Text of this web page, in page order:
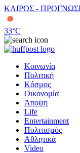
ΚΑΙΡΟΣ -
33°C
Κοινωνία
Πολιτική
Κόσμος
Οικονομία
Άποψη
Life
Entertainment
Πολιτισμός
Αθλητικά
Video